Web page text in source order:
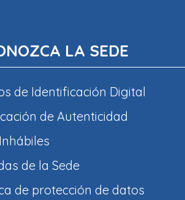
LA SEDE
de Identificación Digital
de Autenticidad
de la Sede
de protección de datos